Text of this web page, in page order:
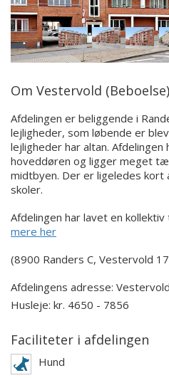
Om Vestervold (Beboelse)
Afdelingen er beliggende i
lejligheder, som løbende er
lejligheder har altan.
hoveddøren og ligger meget
midtbyen. Der er ligeledes
skoler.
Afdelingen har lavet en
mere her
(8900 Randers C, Vestervold
Afdelingens adresse:
Husleje: kr. 4650 - 7856
Faciliteter i afdelingen
Hund